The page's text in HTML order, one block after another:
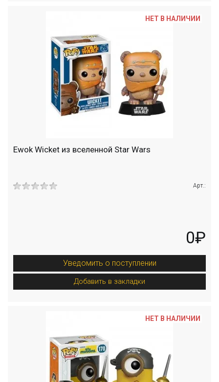
Ewok Wicket из вселенной Star Wars
Арт.:
0₽
Уведомить о поступлении
Добавить в закладки
НЕТ В НАЛИЧИИ
НЕТ В НАЛИЧИИ